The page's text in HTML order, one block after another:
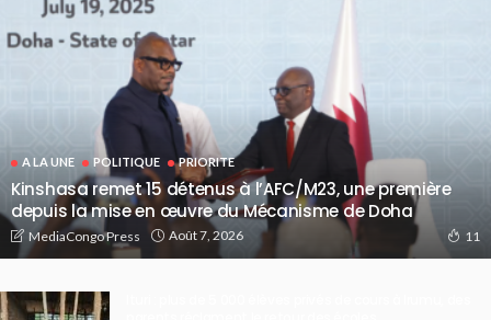
A LA UNE POLITIQUE PRIORITE
Kinshasa remet 15 détenus à l’AFC/M23, une première
depuis la mise en œuvre du Mécanisme de Doha
MediaCongo Press Août 7, 2026 11